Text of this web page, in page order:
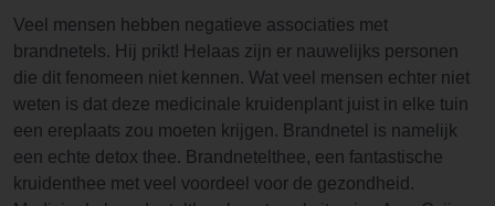
Veel mensen hebben negatieve associaties met
brandnetels. Hij prikt! Helaas zijn er nauwelijks personen
die dit fenomeen niet kennen. Wat veel mensen echter niet
weten is dat deze medicinale kruidenplant juist in elke tuin
een ereplaats zou moeten krijgen. Brandnetel is namelijk
een echte detox thee. Brandnetelthee, een fantastische
kruidenthee met veel voordeel voor de gezondheid.